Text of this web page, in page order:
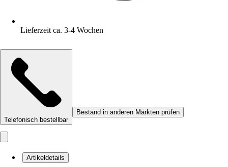
Lieferzeit ca. 3-4 Wochen
Telefonisch bestellbar
Bestand in anderen Märkten prüfen
Artikeldetails